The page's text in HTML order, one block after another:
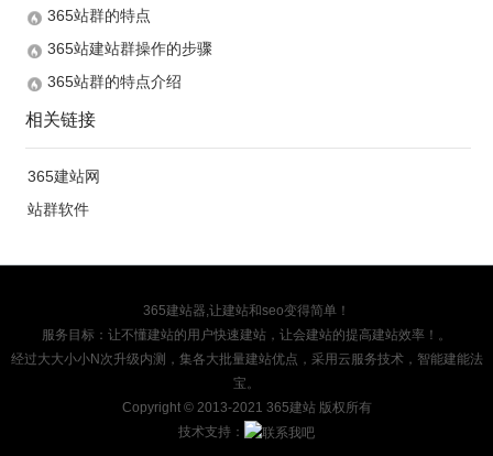
365站群的特点
365站建站群操作的步骤
365站群的特点介绍
相关链接
365建站网
站群软件
365建站器,让建站和seo变得简单！
服务目标：让不懂建站的用户快速建站，让会建站的提高建站效率！。
经过大大小小N次升级内测，集各大批量建站优点，采用云服务技术，智能建能法
宝。
Copyright © 2013-2021 365建站 版权所有
技术支持：